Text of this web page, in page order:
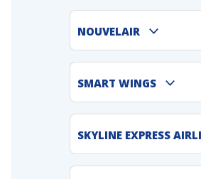
NOUVELAIR
SMART WINGS
SKYLINE EXPRESS